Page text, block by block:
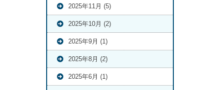
2025年11月 (5)
2025年10月 (2)
2025年9月 (1)
2025年8月 (2)
2025年6月 (1)